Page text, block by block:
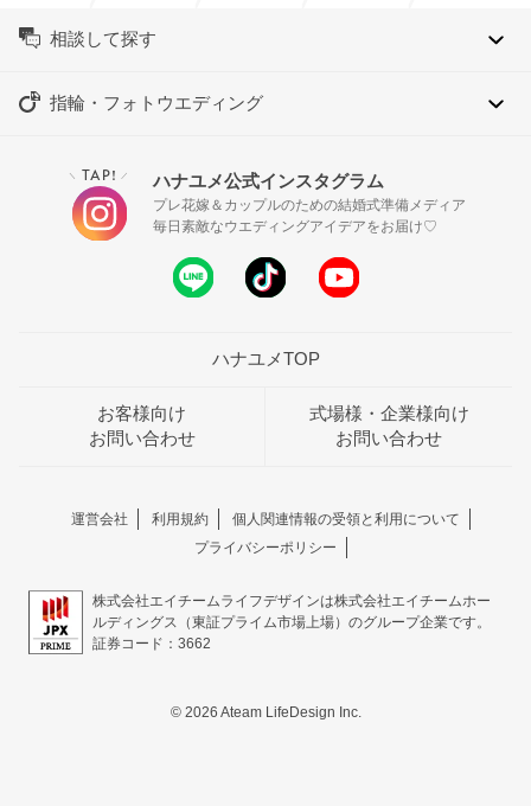
相談して探す
指輪・フォトウエディング
＼ TAP! ／ ハナユメ公式インスタグラム
プレ花嫁＆カップルのための結婚式準備メディア
毎日素敵なウエディングアイデアをお届け♡
ハナユメTOP
お客様向け
お問い合わせ
式場様・企業様向け
お問い合わせ
運営会社 利用規約
個人関連情報の受領と利用について
プライバシーポリシー
株式会社エイチームライフデザインは株式会社エイチームホー
ルディングス（東証プライム市場上場）のグループ企業です。
証券コード：3662
© 2026 Ateam LifeDesign Inc.